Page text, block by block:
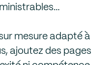
mesure adapté à
ajoutez des pages